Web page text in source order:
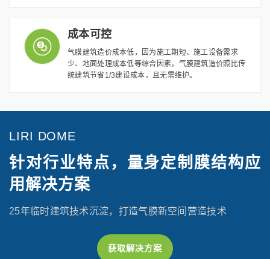
成本可控
气膜建筑造价成本低，因为施工期短、施工设备需求
少、地面处理成本低等综合因素，气膜建筑造价照比传
统建筑节省1/3建设成本，且无需维护。
LIRI DOME
针对行业特点，量身定制膜结构应
用解决方案
25年临时建筑技术沉淀，打造气膜新空间营造技术
获取解决方案